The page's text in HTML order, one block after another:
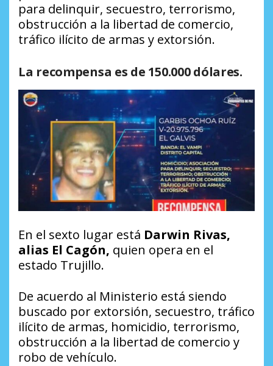
para delinquir, secuestro, terrorismo,
obstrucción a la libertad de comercio,
tráfico ilícito de armas y extorsión.
La recompensa es de 150.000 dólares.
En el sexto lugar está Darwin Rivas,
alias El Cagón, quien opera en el
estado Trujillo.
De acuerdo al Ministerio está siendo
buscado por extorsión, secuestro, tráfico
ilícito de armas, homicidio, terrorismo,
obstrucción a la libertad de comercio y
robo de vehículo.